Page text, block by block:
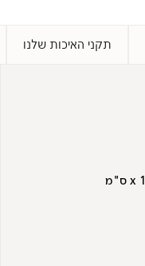
תקני האיכות שלנו